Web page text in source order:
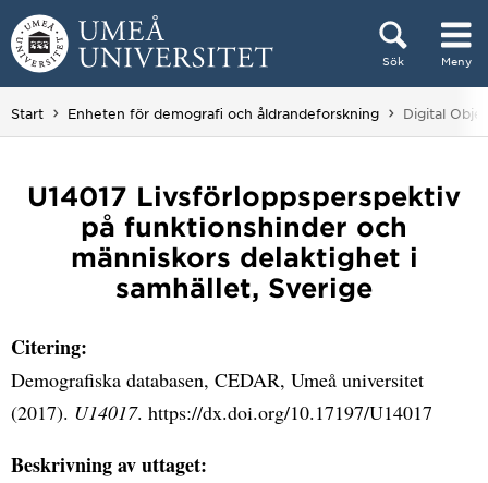
Hoppa direkt till innehållet
Sök Meny
Huvudmenyn dold.
Start Enheten för demografi och åldrandeforskning Du är här:
Digital
U14017 Livsförloppsperspektiv
på funktionshinder och
människors delaktighet i
samhället, Sverige
Citering:
Demografiska databasen, CEDAR, Umeå universitet
(2017). U14017. https://dx.doi.org/10.17197/U14017
Beskrivning av uttaget: